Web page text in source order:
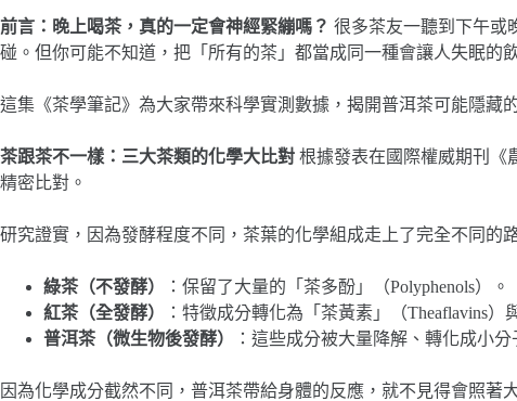
前言：晚上喝茶，真的一定會神經緊繃嗎？ 很多茶友一聽到下午或
碰。但你可能不知道，把「所有的茶」都當成同一種會讓人失眠的
這集《茶學筆記》為大家帶來科學實測數據，揭開普洱茶可能隱藏
茶跟茶不一樣：三大茶類的化學大比對 根據發表在國際權威期刊《
精密比對。
研究證實，因為發酵程度不同，茶葉的化學組成走上了完全不同的路
綠茶（不發酵）
：保留了大量的「茶多酚」（Polyphenols）。
紅茶（全發酵）
：特徵成分轉化為「茶黃素」（Theaflavins）
普洱茶（微生物後發酵）
：這些成分被大量降解、轉化成小
因為化學成分截然不同，普洱茶帶給身體的反應，就不見得會照著